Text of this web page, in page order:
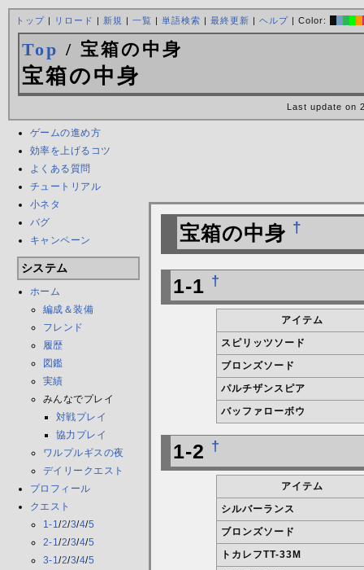
トップ| リロード | 新規 | 一覧 | 単語検索 | 最終更新 | ヘルプ| Color:
Top / 宝箱の中身
宝箱の中身
Last update on
ゲームの進め方
効率を上げるコツ
よくある質問
チュートリアル
小ネタ
バグ
キャンペーン
システム
ホーム
編成＆装備
フレンド
履歴
図鑑
実績
みんなでプレイ
対戦プレイ
協力プレイ
ワルプルギスの夜
デイリークエスト
プロフィール
クエスト
1-1/2/3/4/5
2-1/2/3/4/5
3-1/2/3/4/5
宝箱の中身 †
1-1 †
アイテム
スピリッツソード
ブロンズソード
パルチザンスピア
バッファローボウ
1-2 †
アイテム
シルバーランス
ブロンズソード
トカレフTT-33M